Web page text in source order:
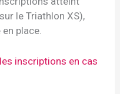
le Triathlon XS),
place.
inscriptions en cas